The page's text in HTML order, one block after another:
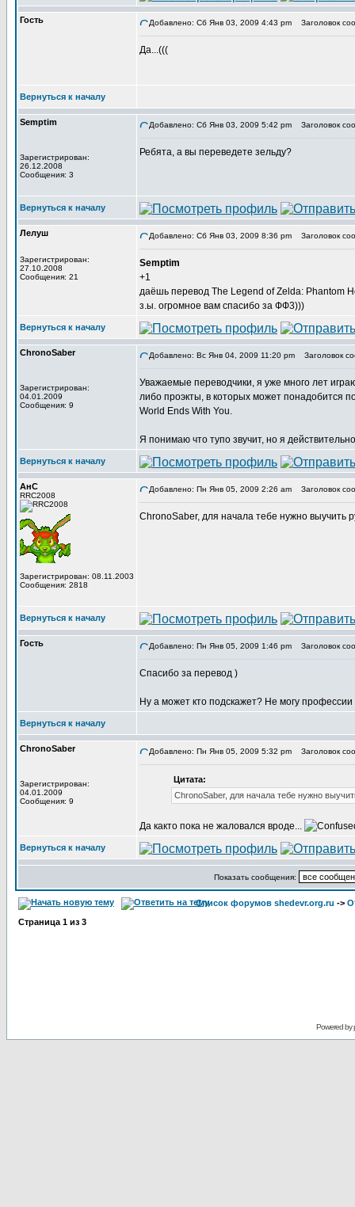
Гость Добавлено: Сб Янв 03, 2009 4:43 pm Заголовок
Да...(((
Вернуться к началу
Semptim
Зарегистрирован:
26.12.2008
Сообщения: 3
Добавлено: Сб Янв 03, 2009 5:42 pm Заголовок
Ребята, а вы переведете зельду?
Вернуться к началу
Лелуш
Зарегистрирован:
27.10.2008
Сообщения: 21
Добавлено: Сб Янв 03, 2009 8:36 pm Заголовок
Semptim
+1
даёшь перевод The Legend of Zelda: Phantom
з.ы. огромное вам спасибо за ФФ3)))
Вернуться к началу
ChronoSaber
Зарегистрирован:
04.01.2009
Сообщения: 9
Добавлено: Вс Янв 04, 2009 11:20 pm Заголовок
Уважаемые переводчики, я уже много лет
либо проэкты, в которых может понадобится
World Ends With You.
Я понимаю что тупо звучит, но я
Вернуться к началу
АнС
RRC2008
Зарегистрирован: 08.11.2003
Сообщения: 2818
Добавлено: Пн Янв 05, 2009 2:26 am Заголовок
ChronoSaber, для начала тебе нужно выучить
Вернуться к началу
Гость Добавлено: Пн Янв 05, 2009 1:46 pm Заголовок
Спасибо за перевод )
Ну а может кто подскажет? Не могу
Вернуться к началу
ChronoSaber
Зарегистрирован:
04.01.2009
Сообщения: 9
Добавлено: Пн Янв 05, 2009 5:32 pm Заголовок
Цитата:
ChronoSaber, для начала тебе нужно
Да както пока не жаловался вроде...
Вернуться к началу
Показать сообщения:
Список форумов shedevr.org.ru ->
Страница 1 из 3
Powered by